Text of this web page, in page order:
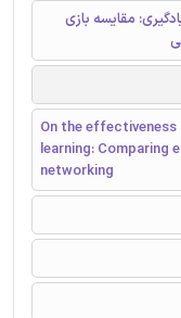
مقایسه بازی
On the
learning: Comparing
networking